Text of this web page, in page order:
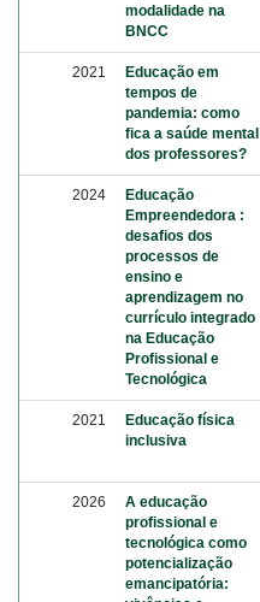
modalidade na
BNCC
2021
Educação em
tempos de
pandemia: como
fica a saúde mental
dos professores?
2024
Educação
Empreendedora :
desafios dos
processos de
ensino e
aprendizagem no
currículo integrado
na Educação
Profissional e
Tecnológica
2021
Educação física
inclusiva
2026
A educação
profissional e
tecnológica como
potencialização
emancipatória: